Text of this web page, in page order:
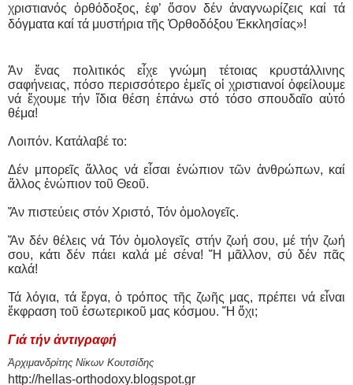
χριστιανός ὀρθόδοξος, ἐφ’ ὅσον δέν ἀναγνωρίζεις καί τά
δόγματα καί τά μυστήρια τῆς Ὀρθοδόξου Ἐκκλησίας»!
Ἀν ἕνας πολιτικός εἶχε γνώμη τέτοιας κρυστάλλινης
σαφήνειας, πόσο περισσότερο ἐμεῖς οἱ χριστιανοί ὀφείλουμε
νά ἔχουμε τήν ἴδια θέση ἐπάνω στό τόσο σπουδαῖο αὐτό
θέμα!
Λοιπόν. Κατάλαβέ το:
Δέν μπορεῖς ἄλλος νά εἶσαι ἐνώπιον τῶν ἀνθρώπων, καί
ἄλλος ἐνώπιον τοῦ Θεοῦ.
Ἄν πιστεύεις στόν Χριστό, Τόν ὁμολογεῖς.
Ἄν δέν θέλεις νά Τόν ὁμολογεῖς στήν ζωή σου, μέ τήν ζωή
σου, κάτι δέν πάει καλά μέ σένα! Ἤ μᾶλλον, σύ δέν πᾶς
καλά!
Τά λόγια, τά ἔργα, ὁ τρόπος τῆς ζωῆς μας, πρέπει νά εἶναι
ἔκφραση τοῦ ἐσωτερικοῦ μας κόσμου. Ἤ ὄχι;
Γιά τήν ἀντιγραφή
Ἀρχιμανδρίτης Νίκων Κουτσίδης
http://hellas-orthodoxy.blogspot.gr